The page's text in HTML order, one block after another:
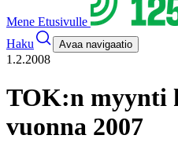
Mene Etusivulle
Haku
Avaa navigaatio
1.2.2008
TOK:n myynti
vuonna 2007